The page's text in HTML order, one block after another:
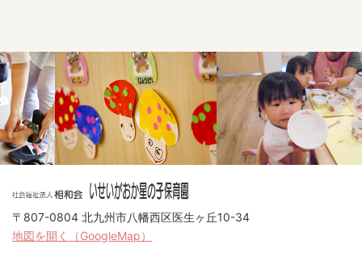
〒807-0804 北九州市八幡西区医生ヶ丘10-34
地図を開く（GoogleMap）